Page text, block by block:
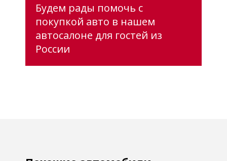
Будем рады помочь с
покупкой авто в нашем
автосалоне для гостей из
России